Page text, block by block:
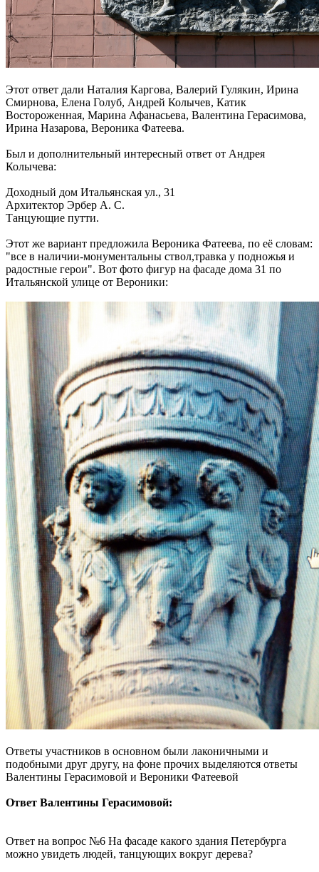
Этот ответ дали Наталия Каргова, Валерий Гулякин, Ирина
Смирнова, Елена Голуб, Андрей Колычев, Катик
Востороженная, Марина Афанасьева, Валентина Герасимова,
Ирина Назарова, Вероника Фатеева.
Был и дополнительный интересный ответ от Андрея
Колычева:
Доходный дом Итальянская ул., 31
Архитектор Эрбер А. С.
Танцующие путти.
Этот же вариант предложила Вероника Фатеева, по её словам:
"все в наличии-монументальны ствол,травка у подножья и
радостные герои". Вот фото фигур на фасаде дома 31 по
Итальянской улице от Вероники:
Ответы участников в основном были лаконичными и
подобными друг другу, на фоне прочих выделяются ответы
Валентины Герасимовой и Вероники Фатеевой
Ответ Валентины Герасимовой:
Ответ на вопрос №6 На фасаде какого здания Петербурга
можно увидеть людей, танцующих вокруг дерева?